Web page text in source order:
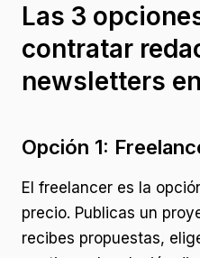
Las 3
contratar
newsletters
Opción 1:
El freelancer es la
precio. Publicas un
recibes propuestas,